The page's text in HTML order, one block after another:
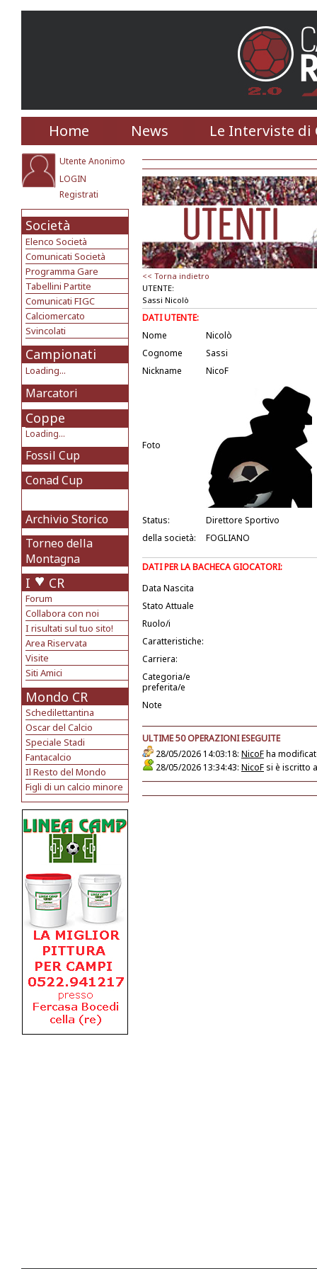
Home News Le Interviste di
Utente Anonimo
LOGIN
Registrati
Società
Elenco Società
Comunicati Società
Programma Gare
Tabellini Partite
Comunicati FIGC
Calciomercato
Svincolati
Campionati
Loading...
Marcatori
Coppe
Loading...
Fossil Cup
Conad Cup
Archivio Storico
Torneo della
Montagna
I CR
Forum
Collabora con noi
I risultati sul tuo sito!
Area Riservata
Visite
Siti Amici
Mondo CR
Schedilettantina
Oscar del Calcio
Speciale Stadi
Fantacalcio
Il Resto del Mondo
Figli di un calcio minore
<< Torna indietro
UTENTE:
Sassi Nicolò
DATI UTENTE:
Nome
Nicolò
Cognome
Sassi
Nickname
NicoF
Foto
Status:
Direttore Sportivo
della società:
FOGLIANO
DATI PER LA BACHECA GIOCATORI:
Data Nascita
Stato Attuale
Ruolo/i
Caratteristiche:
Carriera:
Categoria/e
preferita/e
Note
ULTIME 50 OPERAZIONI ESEGUITE
28/05/2026 14:03:18: NicoFha
28/05/2026 13:34:43: NicoF si è iscritto